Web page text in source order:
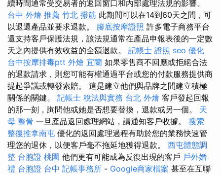
續時間通常受交易者的返回窗口和內部處理法規的影響。
台中 外燴 推薦 竹北 撥筋 此期間可以在14到60天之間，可
以退還產品並要求退款。 腳底按摩證照 許多電子商務平台
還支持客戶保護法規，該法規通常在產品申報表後的一定數
天之內提供有效收益的全額退款。 記帳士 證照 seo 優化
台中按摩排毒ptt 外燴 宜蘭 如果零售商不回應或拒絕合法
的退款請求，則您可能有權通過平台或您的付款服務提供商
提起爭議或轉發索賠。 這是建立他們與品牌之間建立積極
關係的關鍵。 記帳士 稅法與實務 台北 外燴 客戶發起回報
的那一刻，詢問他或她是否想要替換，退款或另一個。 天
母 整骨 一旦產品返回處理網站，請通知客戶收據。 搜索
整復推拿南屯 優化的返回處理過程有助於您的業務快速管
理您的退休，以便客戶毫不拖延地獲得退款。 西屯體態調
整 台胞證 桃園 他們更有可能成為反復出現的客戶 戶外婚
禮 台胞證 台中 記帳事務所 - Google商家檔案 甚至在互聯